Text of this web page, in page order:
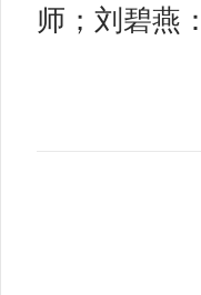
师；刘碧燕